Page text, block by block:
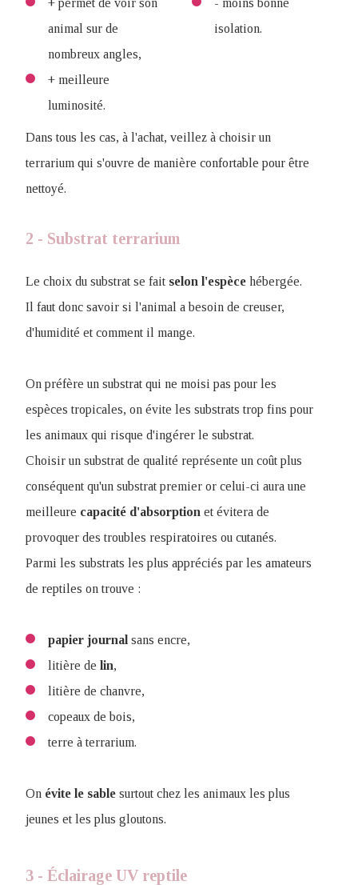
animal sur de
nombreux angles,
+ meilleure
luminosité.
isolation.
Dans tous les cas, à l'achat, veillez à choisir un
terrarium qui s'ouvre de manière confortable pour être
nettoyé.
2 - Substrat terrarium
Le choix du substrat se fait selon l'espèce hébergée.
Il faut donc savoir si l'animal a besoin de creuser,
d'humidité et comment il mange.
On préfère un substrat qui ne moisi pas pour les
espèces tropicales, on évite les substrats trop fins pour
les animaux qui risque d'ingérer le substrat.
Choisir un substrat de qualité représente un coût plus
conséquent qu'un substrat premier or celui-ci aura une
meilleure capacité d'absorption et évitera de
provoquer des troubles respiratoires ou cutanés.
Parmi les substrats les plus appréciés par les amateurs
de reptiles on trouve :
papier journal sans encre,
litière de lin,
litière de chanvre,
copeaux de bois,
terre à terrarium.
On évite le sable surtout chez les animaux les plus
jeunes et les plus gloutons.
3 - Éclairage UV reptile